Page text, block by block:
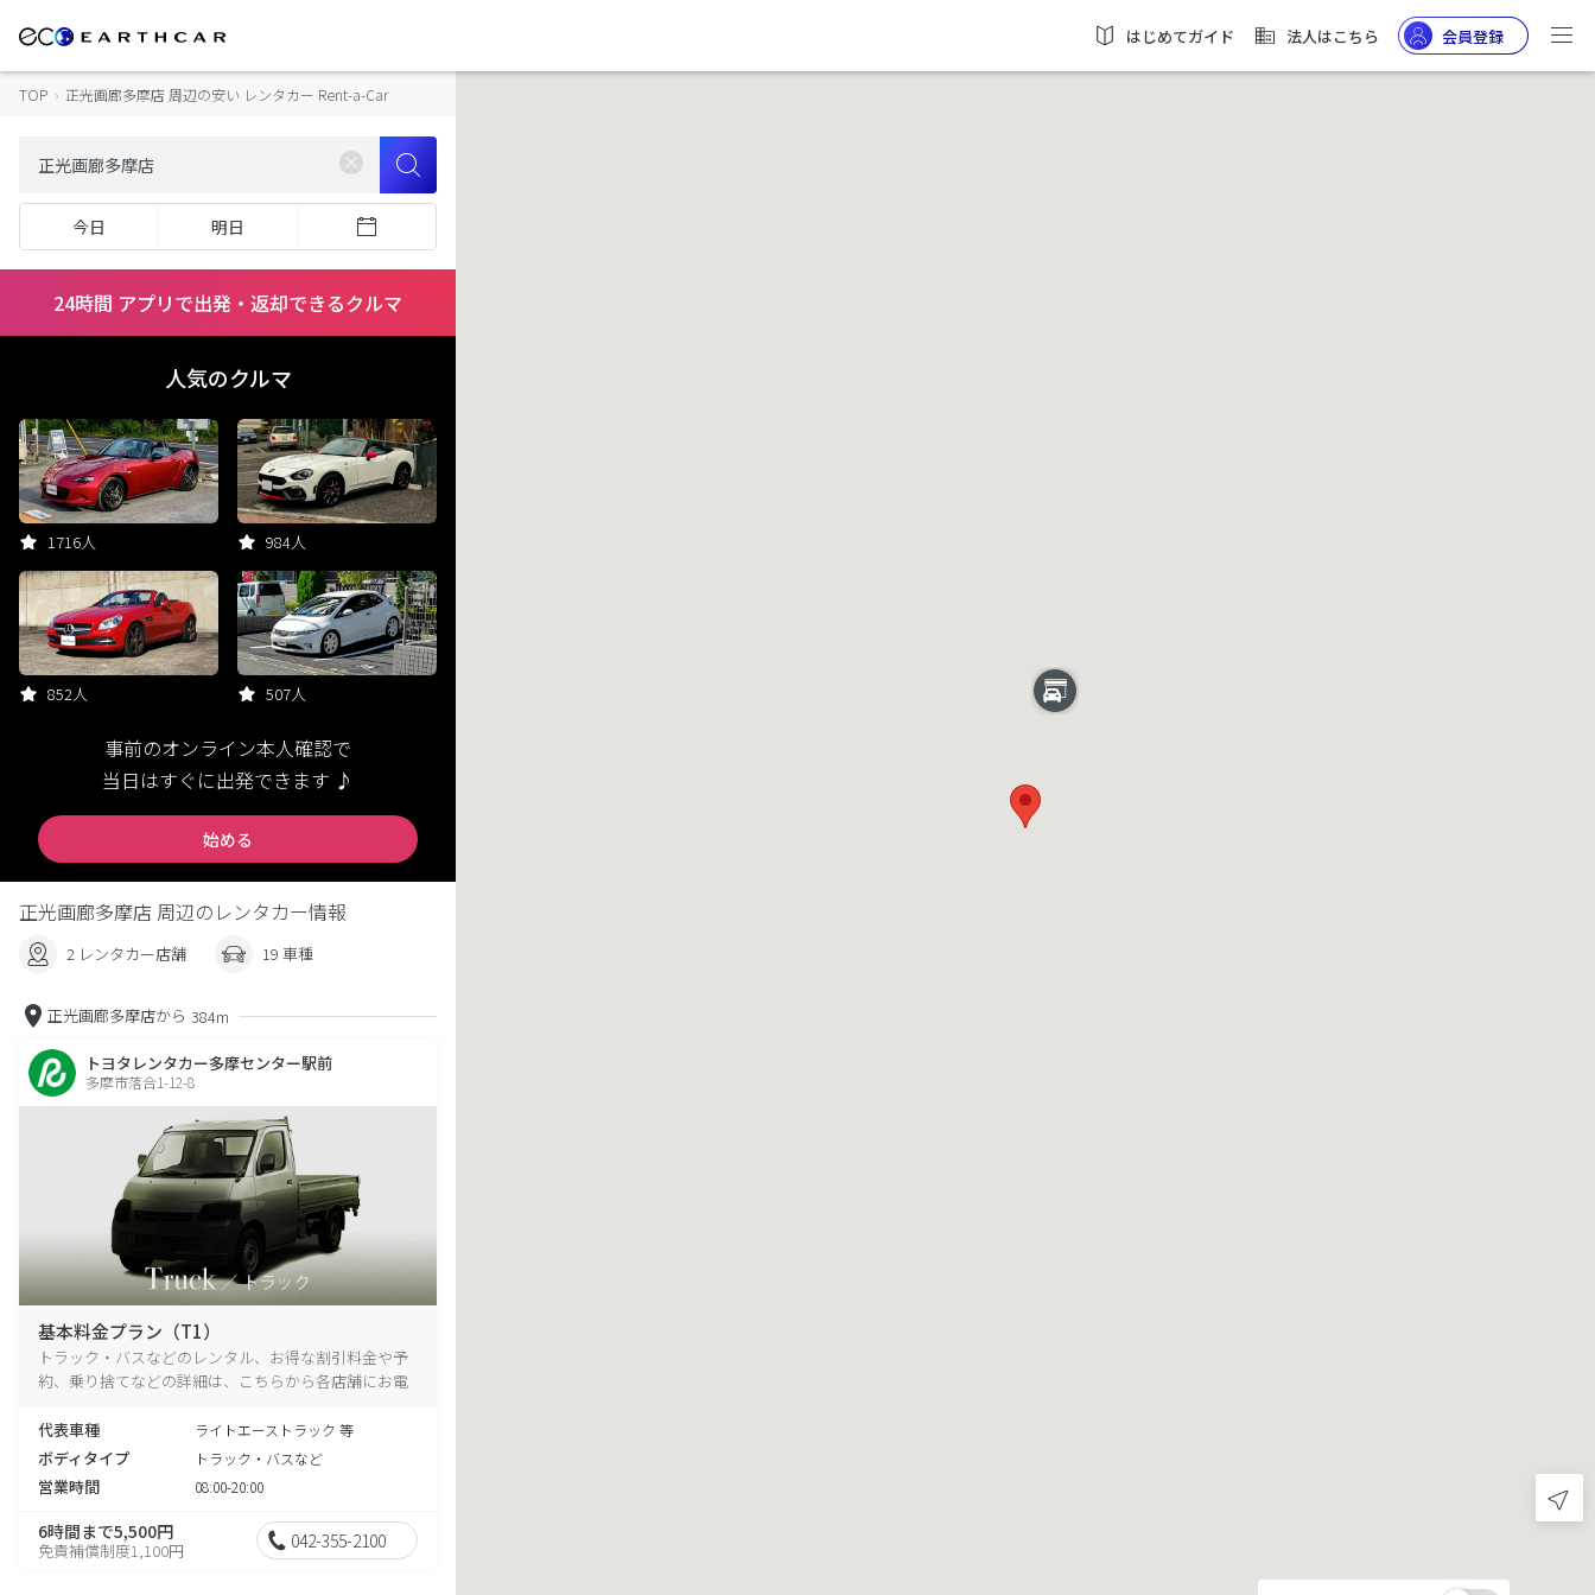
はじめてガイド 法人はこちら 会員登録
TOP › 正光画廊多摩店 周辺の安い レンタカー Rent-a-Car
今日 明日
24時間 アプリで出発・返却できるクルマ
人気のクルマ
1716人 984人
852人 507人
事前のオンライン本人確認で
当日はすぐに出発できます ♪
始める
正光画廊多摩店 周辺のレンタカー情報
2 レンタカー店舗 19 車種
正光画廊多摩店から 384m
トヨタレンタカー多摩センター駅前
多摩市落合1-12-8
基本料金プラン（T1）
トラック・バスなどのレンタル、お得な割引料金や予
約、乗り捨てなどの詳細は、こちらから各店舗にお電
代表車種
ライトエーストラック 等
ボディタイプ トラック・バスなど
営業時間 08:00-20:00
6時間まで5,500円
免責補償制度1,100円 042-355-2100